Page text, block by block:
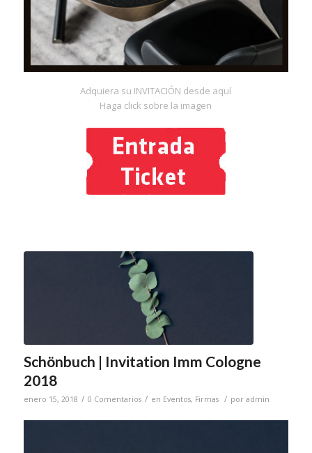
Adquiera su INVITACIÓN desde aquí
Haga click sobre la imagen
Schönbuch | Invitation Imm Cologne
2018
enero 15, 2018 / 0 Comentarios / en Eventos, Firmas / por admin